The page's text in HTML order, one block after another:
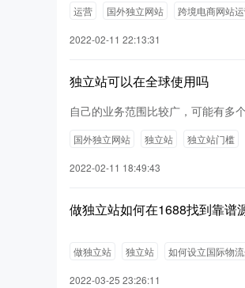
运营 国外独立网站 跨境电商网站
2022-02-11 22:13:31
独立站可以在全球使用吗
自己的业务范围比较广，可能有多
国外独立网站 独立站 独立站门槛
2022-02-11 18:49:43
做独立站如何在1688找到靠谱
做独立站 独立站 如何设立国际物
2022-03-25 23:26:11